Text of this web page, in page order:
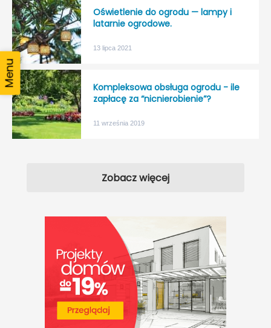
Oświetlenie do ogrodu — lampy i
latarnie ogrodowe.
13 lipca 2021
Kompleksowa obsługa ogrodu - ile
zapłacę za “nicnierobienie”?
11 września 2019
Zobacz więcej